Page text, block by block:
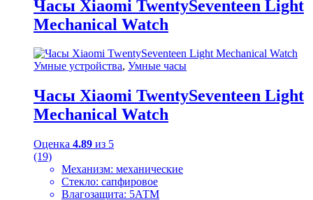
Часы Xiaomi TwentySeventeen Light
Mechanical Watch
Умные устройства, Умные часы
Часы Xiaomi TwentySeventeen Light
Mechanical Watch
Оценка 4.89 из 5
(19)
Механизм: механические
Стекло: сапфировое
Влагозащита: 5АТМ